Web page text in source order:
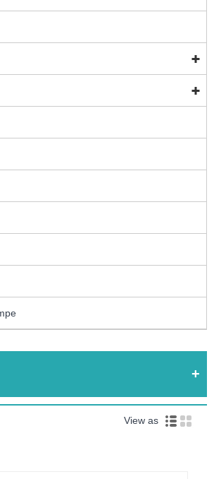
View as